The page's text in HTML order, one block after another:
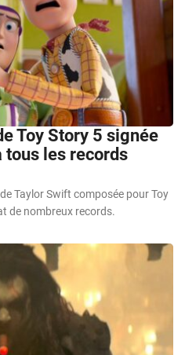
Toy Story 5 signée
tous les records
Taylor Swift composée pour Toy
de nombreux records.